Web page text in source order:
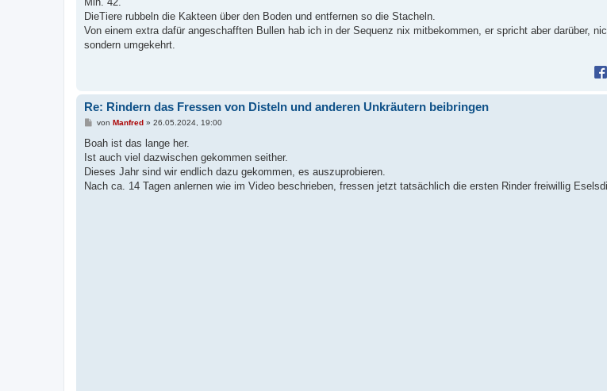
r
a
DieTiere rubbeln die Kakteen über den Boden und entfernen so die Stacheln.
Von einem extra dafür angeschafften Bullen hab ich in der Sequenz nix mitbekommen, er spricht aber darüber,
sondern umgekehrt.
Re: Rindern das Fressen von Disteln und anderen Unkräutern beibringen
B
i
r
a
von Manfred» 26.05.2024, 19:00
Boah ist das lange her.
Ist auch viel dazwischen gekommen seither.
Dieses Jahr sind wir endlich dazu gekommen, es auszuprobieren.
Nach ca. 14 Tagen anlernen wie im Video beschrieben, fressen jetzt tatsächlich die ersten Rinder freiwillig